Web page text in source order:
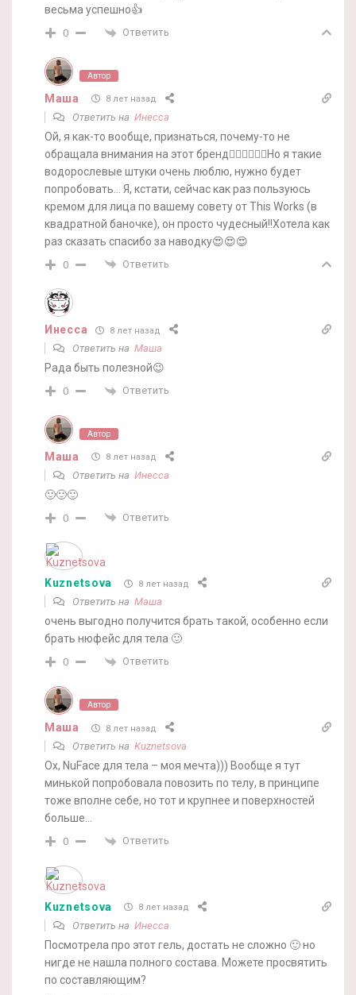
весьма успешно👍
0 Ответить
Автор
Маша 8 лет назад
Ответить на Инесса
Ой, я как-то вообще, признаться, почему-то не
обращала внимания на этот бренд🤷‍♀️🤷‍♀️🤷‍♀️Но я такие
водорослевые штуки очень люблю, нужно будет
попробовать… Я, кстати, сейчас как раз пользуюсь
кремом для лица по вашему совету от This Works (в
квадратной баночке), он просто чудесный!!Хотела как
раз сказать спасибо за наводку😍😍😍
0 Ответить
Инесса 8 лет назад
Ответить на Маша
Рада быть полезной😉
0 Ответить
Автор
Маша 8 лет назад
Ответить на Инесса
🙂🙂🙂
0 Ответить
Kuznetsova 8 лет назад
Ответить на Маша
очень выгодно получится брать такой, особенно если
брать нюфейс для тела 🙂
0 Ответить
Автор
Маша 8 лет назад
Ответить на Kuznetsova
Ох, NuFace для тела – моя мечта))) Вообще я тут
минькой попробовала повозить по телу, в принципе
тоже вполне себе, но тот и крупнее и поверхностей
больше…
0 Ответить
Kuznetsova 8 лет назад
Ответить на Инесса
Посмотрела про этот гель, достать не сложно 🙂 но
нигде не нашла полного состава. Можете просвятить
по составляющим?